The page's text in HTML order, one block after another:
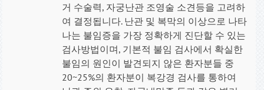
거 수술력, 자궁난관 조영술 소견등을 고려하
여 결정됩니다. 난관 및 복막의 이상으로 나타
나는 불임증을 가장 정확하게 진단할 수 있는
검사방법이며, 기본적 불임 검사에서 확실한
불임의 원인이 발견되지 않은 환자분들 중
20~25%의 환자분이 복강경 검사를 통하여